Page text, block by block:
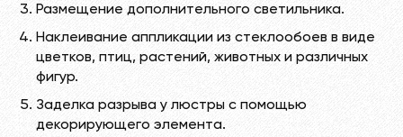
Размещение дополнительного светильника.
Наклеивание аппликации из стеклообоев в виде
цветков, птиц, растений, животных и различных
фигур.
Заделка разрыва у люстры с помощью
декорирующего элемента.